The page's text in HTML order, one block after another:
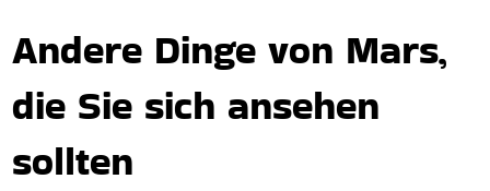
Andere Dinge von Mars,
die Sie sich ansehen
sollten